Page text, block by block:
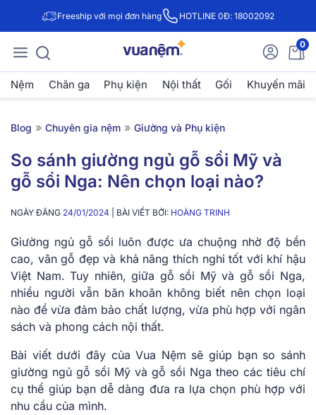
Freeship với mọi đơn hàng HOTLINE 0Đ: 18002092
0
Nệm Chăn ga Phụ kiện Nội thất Gối Khuyến mãi
Blog » Chuyên gia nệm » Giường và Phụ kiện
So sánh giường ngủ gỗ sồi Mỹ và
gỗ sồi Nga: Nên chọn loại nào?
NGÀY ĐĂNG 24/01/2024 | BÀI VIẾT BỞI: HOÀNG TRINH
Giường ngủ gỗ sồi luôn được ưa chuộng nhờ độ bền
cao, vân gỗ đẹp và khả năng thích nghi tốt với khí hậu
Việt Nam. Tuy nhiên, giữa gỗ sồi Mỹ và gỗ sồi Nga,
nhiều người vẫn băn khoăn không biết nên chọn loại
nào để vừa đảm bảo chất lượng, vừa phù hợp với ngân
sách và phong cách nội thất.
Bài viết dưới đây của Vua Nệm sẽ giúp bạn so sánh
giường ngủ gỗ sồi Mỹ và gỗ sồi Nga theo các tiêu chí
cụ thể giúp bạn dễ dàng đưa ra lựa chọn phù hợp với
nhu cầu của mình.